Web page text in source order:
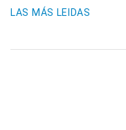
LAS MÁS LEIDAS